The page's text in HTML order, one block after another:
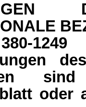
1249
oder